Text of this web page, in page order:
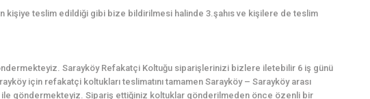
kişiye teslim edildiği gibi bize bildirilmesi halinde 3.şahıs ve kişilere de teslim
Sarayköy Refakatçi Koltuğu siparişlerinizi bizlere iletebilir 6 iş günü
için refakatçi koltukları teslimatını tamamen Sarayköy – Sarayköy arası
ile göndermekteyiz. Sipariş ettiğiniz koltuklar gönderilmeden önce özenli bir